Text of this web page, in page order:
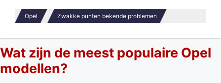
Opel Zwakke punten bekende problemen
Wat zijn de meest populaire Opel
modellen?